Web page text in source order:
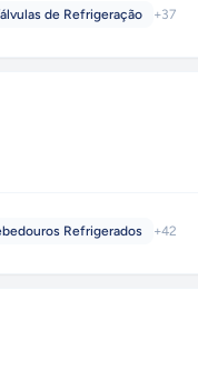
de Refrigeração +37
Refrigerados +42